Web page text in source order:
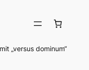
„versus dominum“